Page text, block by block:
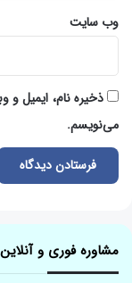
وب‌ سایت
ذخیره نام، ایمیل و
می‌نویسم.
مشاوره فوری و آنلاین